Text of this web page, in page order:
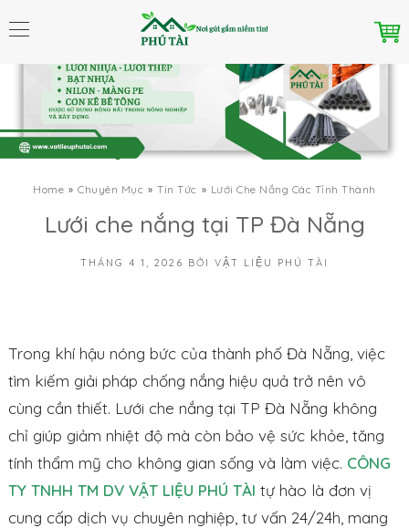
Home Chuyên Mục Tin Tức Lưới Che Nắng Các Tỉnh Thành
Lưới che nắng tại TP Đà Nẵng
THÁNG 4 1, 2026 BỞI VẬT LIỆU PHÚ TÀI
Trong khí hậu nóng bức của thành phố Đà Nẵng, việc
tìm kiếm giải pháp chống nắng hiệu quả trở nên vô
cùng cần thiết. Lưới che nắng tại TP Đà Nẵng không
chỉ giúp giảm nhiệt độ mà còn bảo vệ sức khỏe, tăng
tính thẩm mỹ cho không gian sống và làm việc. CÔNG
TY TNHH TM DV VẬT LIỆU PHÚ TÀI tự hào là đơn vị
cung cấp dịch vụ chuyên nghiệp, tư vấn 24/24h, mang